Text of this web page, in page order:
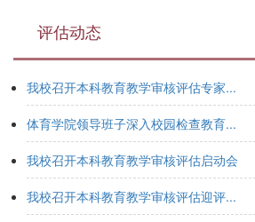
评估动态
我校召开本科教育教学审核评估专家...
体育学院领导班子深入校园检查教育...
我校召开本科教育教学审核评估启动会
我校召开本科教育教学审核评估迎评...